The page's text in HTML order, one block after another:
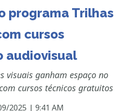
programa Trilhas
cursos
audiovisual
visuais ganham espaço no
cursos técnicos gratuitos
2025 | 9:41 AM